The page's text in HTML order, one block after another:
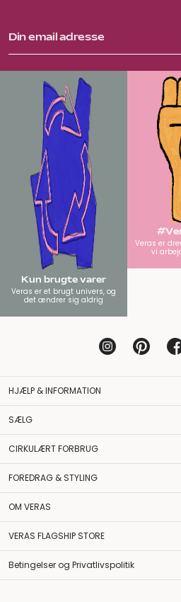
Kun brugte varer
Veras er et brugt univers, og
det ændrer sig aldrig
Veras er
vi
HJÆLP & INFORMATION
SÆLG
CIRKULÆRT FORBRUG
FOREDRAG & STYLING
OM VERAS
VERAS FLAGSHIP STORE
Betingelser og Privatlivspolitik